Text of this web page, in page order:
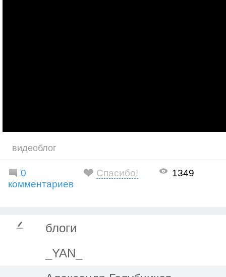
видеоблог
0
комментариев
Спасибо! 1349
блоги
_YAN_